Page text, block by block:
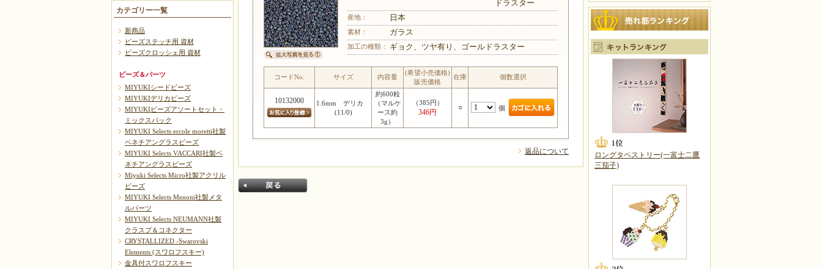
ドラスター
産地： 日本
素材： ガラス
加工の種類： ギョク、ツヤ有り、ゴールドラスター
コードNo. サイズ 内容量
(希望小売価格)
販売価格
在庫 個数選択
10132000
1.6mm デリカ
(11/0)
約600粒
（マルケ
ース約
3g）
（385円）
346円
○ 個
返品について
カテゴリー一覧
新商品
ビーズステッチ用 資材
ビーズクロッシェ用 資材
ビーズ＆パーツ
MIYUKIシードビーズ
MIYUKIデリカビーズ
MIYUKIビーズアソートセット・
ミックスパック
MIYUKI Selects ercole moretti社製
ベネチアングラスビーズ
MIYUKI Selects VACCARI社製ベ
ネチアングラスビーズ
Miyuki Selects Micro社製アクリル
ビーズ
MIYUKI Selects Menoni社製メタ
ルパーツ
MIYUKI Selects NEUMANN社製
クラスプ＆コネクター
CRYSTALLIZED -Swarovski
Elements (スワロフスキー)
金具付スワロフスキー
ロングタペストリー(一富士二鷹
三茄子)